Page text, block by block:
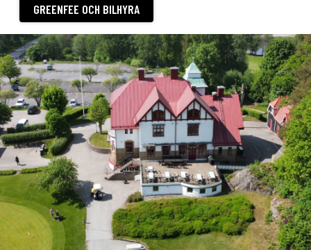
GREENFEE OCH BILHYRA